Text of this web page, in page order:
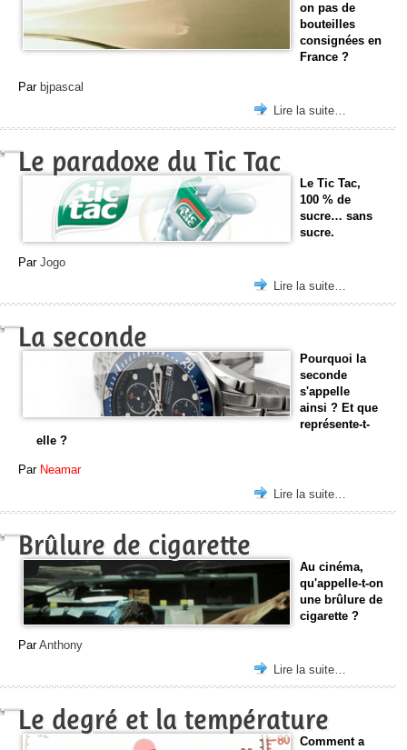
on pas de
bouteilles
consignées en
France ?
Par bjpascal
Lire la suite…
Le paradoxe du Tic Tac
Le Tic Tac,
100 % de
sucre… sans
sucre.
Par Jogo
Lire la suite…
La seconde
Pourquoi la
seconde
s'appelle
ainsi ? Et que
représente-t-
elle ?
Par Neamar
Lire la suite…
Brûlure de cigarette
Au cinéma,
qu'appelle-t-on
une brûlure de
cigarette ?
ParAnthony
Lire la suite…
Le degré et la température
Comment a